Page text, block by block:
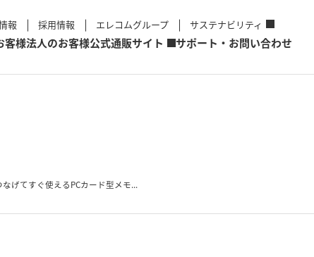
報 採用情報 エレコムグループ サステナビリティ
客様法人のお客様公式通販サイト サポート・お問い合わせ
げてすぐ使えるPCカード型メモ...